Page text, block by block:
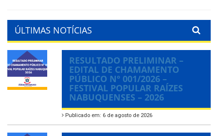
ÚLTIMAS NOTÍCIAS
RESULTADO PRELIMINAR –
EDITAL DE CHAMAMENTO
PÚBLICO Nº 001/2026 –
FESTIVAL POPULAR RAÍZES
NABUQUENSES – 2026
Publicado em: 6 de agosto de 2026